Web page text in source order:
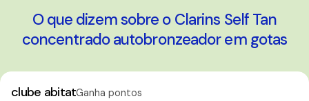
O que dizem sobre o Clarins Self Tan
concentrado autobronzeador em gotas
clube abitatGanha pontos